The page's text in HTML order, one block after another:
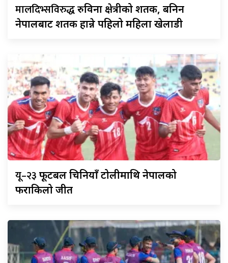
मालदिभ्सविरुद्धरुविना क्षेत्रीको शतक, बनिन
नेपालबाट शतक हान्ने पहिलो महिला खेलाडी
यू–२३ फूटबल चिनियाँ टोलीमाथि नेपालको
फराकिलो जीत